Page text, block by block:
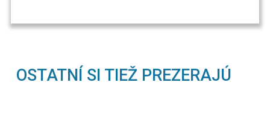
OSTATNÍ SI TIEŽ PREZERAJÚ